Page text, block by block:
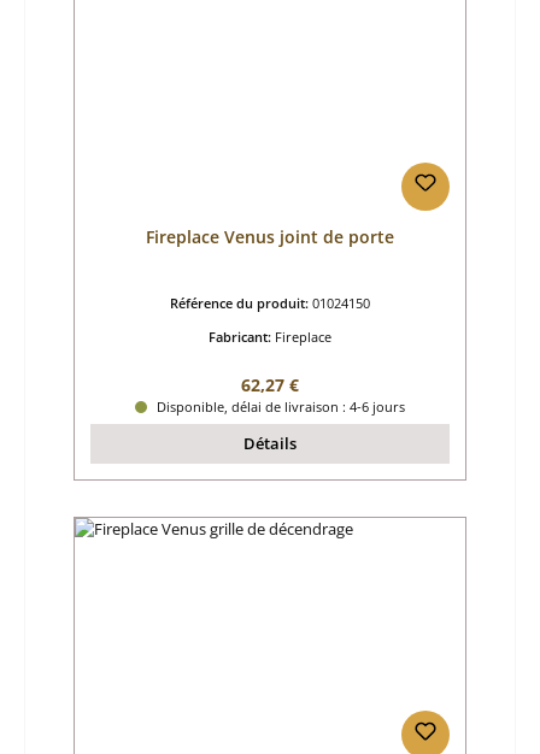
Fireplace Venus joint de porte
Référence du produit: 01024150
Fabricant: Fireplace
Prix régulier :
62,27 €
Disponible, délai de livraison : 4-6 jours
Détails